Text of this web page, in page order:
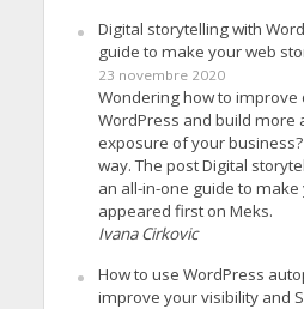
Digital storytelling with
guide to make your web
23 novembre 2020
Wondering how to improve
WordPress and build more
exposure of your
way. The post Digital
an all-in-one guide to
appeared first on Meks.
Ivana Cirkovic
How to use WordPress
improve your visibility and